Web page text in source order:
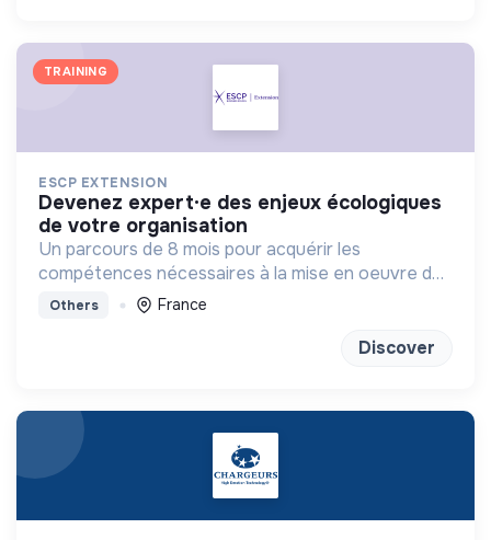
TRAINING
ESCP EXTENSION
devenez expert·e des enjeux écologiques
de votre organisation
Un parcours de 8 mois pour acquérir les
compétences nécessaires à la mise en oeuvre de
la transition écologique et environnementale au
Others France
Discover